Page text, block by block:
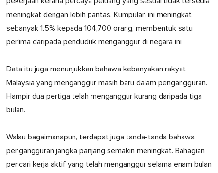
meningkat dengan lebih pantas. Kumpulan ini meningkat
sebanyak 1.5% kepada 104,700 orang, membentuk satu
perlima daripada penduduk menganggur di negara ini.
Data itu juga menunjukkan bahawa kebanyakan rakyat
Malaysia yang menganggur masih baru dalam pengangguran.
Hampir dua pertiga telah menganggur kurang daripada tiga
bulan.
Walau bagaimanapun, terdapat juga tanda-tanda bahawa
pengangguran jangka panjang semakin meningkat. Bahagian
pencari kerja aktif yang telah menganggur selama enam bulan